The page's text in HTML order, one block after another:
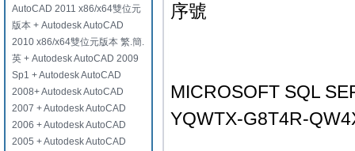
AutoCAD 2011 x86/x64雙位元
版本 + Autodesk AutoCAD
2010 x86/x64雙位元版本 繁.簡.
英 + Autodesk AutoCAD 2009
Sp1 + Autodesk AutoCAD
2008+ Autodesk AutoCAD
2007 + Autodesk AutoCAD
2006 + Autodesk AutoCAD
2005 + Autodesk AutoCAD
序號
MICROSOFT SQL
YQWTX-G8T4R-